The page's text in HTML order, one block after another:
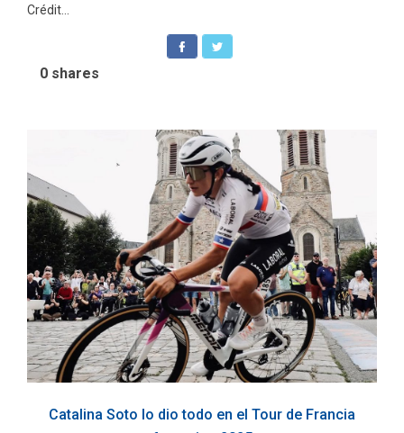
Crédit...
0 shares
Catalina Soto lo dio todo en el Tour de Francia